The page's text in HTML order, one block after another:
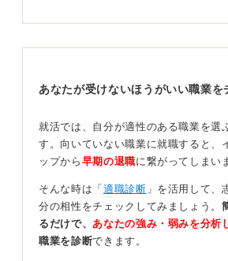
接聞くことで、より解像度の高い情報
と思えるかどうかを見極めることが最
「挑戦してみたい」気持ちがどの程
道を決めよう
ついてお伝えします。日本政府は2050
ートラル実現を掲げ、国策として再生
導入を強力に推進しています。そのた
期的に大きな成長が期待される分野で
あなたが受けないほうがいい職業を
就活では、自分が適性のある職業を選
す。向いていない職業に就職すると、
ップから 早期の退職に繋がってしまい
そんな時は「 適職診断 」を活用して、
分の相性をチェックしてみましょう。
るだけで、 あなたの強み・弱みを分析
職業を診断できます。